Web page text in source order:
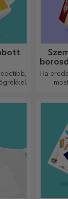
Ha